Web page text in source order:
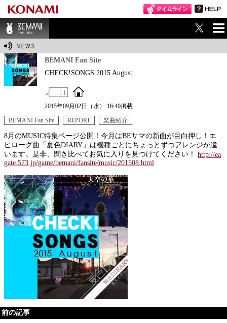
BEMANI Fan Sit
BEMANI Fan Site
CHECK!SONGS 2015 August
11
2015年09月02日（水） 16:40掲載
BEMANI Fan Site
REPORT 楽曲紹介
8月のMUSIC特集ページ公開！今月はBEサマの新曲が目白押し！エ
ピローグ曲「夏色DIARY」は機種ごとにちょっとずつアレンジが違
います。是非、聞き比べてお気に入りを見つけてください！ http://ea
gate.573.jp/game/bemani/fansite/music/201508.html
前の記事